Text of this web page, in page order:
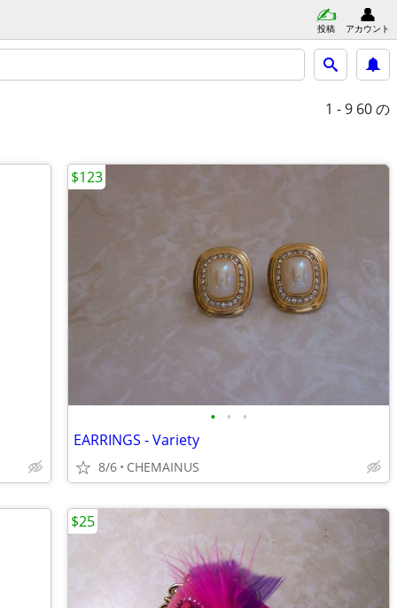
投稿 アカウント
1 - 9 60 の
• • •
EARRINGS - Variety
8/6 CHEMAINUS
$123
$25